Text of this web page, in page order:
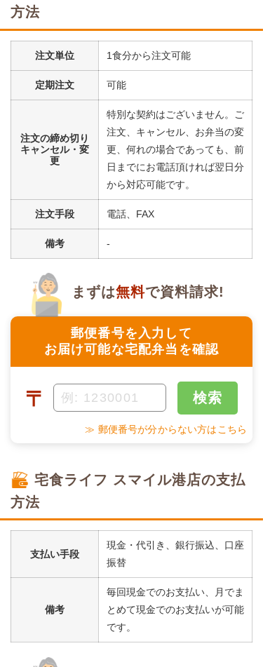
方法
注文単位 1食分から注文可能
定期注文 可能
注文の締め切り
キャンセル・変
更
特別な契約はございません。ご
注文、キャンセル、お弁当の変
更、何れの場合であっても、前
日までにお電話頂ければ翌日分
から対応可能です。
注文手段 電話、FAX
備考 -
郵便番号を入力して
お届け可能な宅配弁当を確認
まずは無料で資料請求!
〒 検索
≫ 郵便番号が分からない方はこちら
宅食ライフ スマイル港店の支払
方法
支払い手段
現金・代引き、銀行振込、口座
振替
備考
毎回現金でのお支払い、月でま
とめて現金でのお支払いが可能
です。